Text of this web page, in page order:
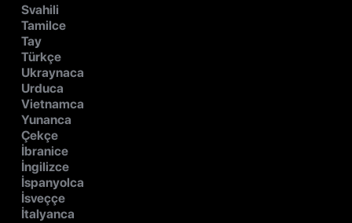
Svahili
Tamilce
Tay
Türkçe
Ukraynaca
Urduca
Vietnamca
Yunanca
Çekçe
İbranice
İngilizce
İspanyolca
İsveççe
İtalyanca